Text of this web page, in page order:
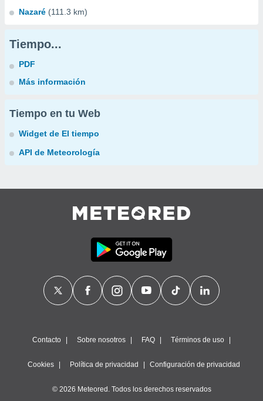
Nazaré (111.3 km)
Tiempo...
PDF
Más información
Tiempo en tu Web
Widget de El tiempo
API de Meteorología
Contacto Sobre nosotros FAQ Términos de uso
Cookies Política de privacidad Configuración de privacidad
© 2026 Meteored. Todos los derechos reservados